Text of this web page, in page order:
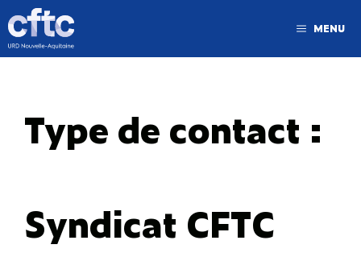
MENU
Type de contact :
Syndicat CFTC